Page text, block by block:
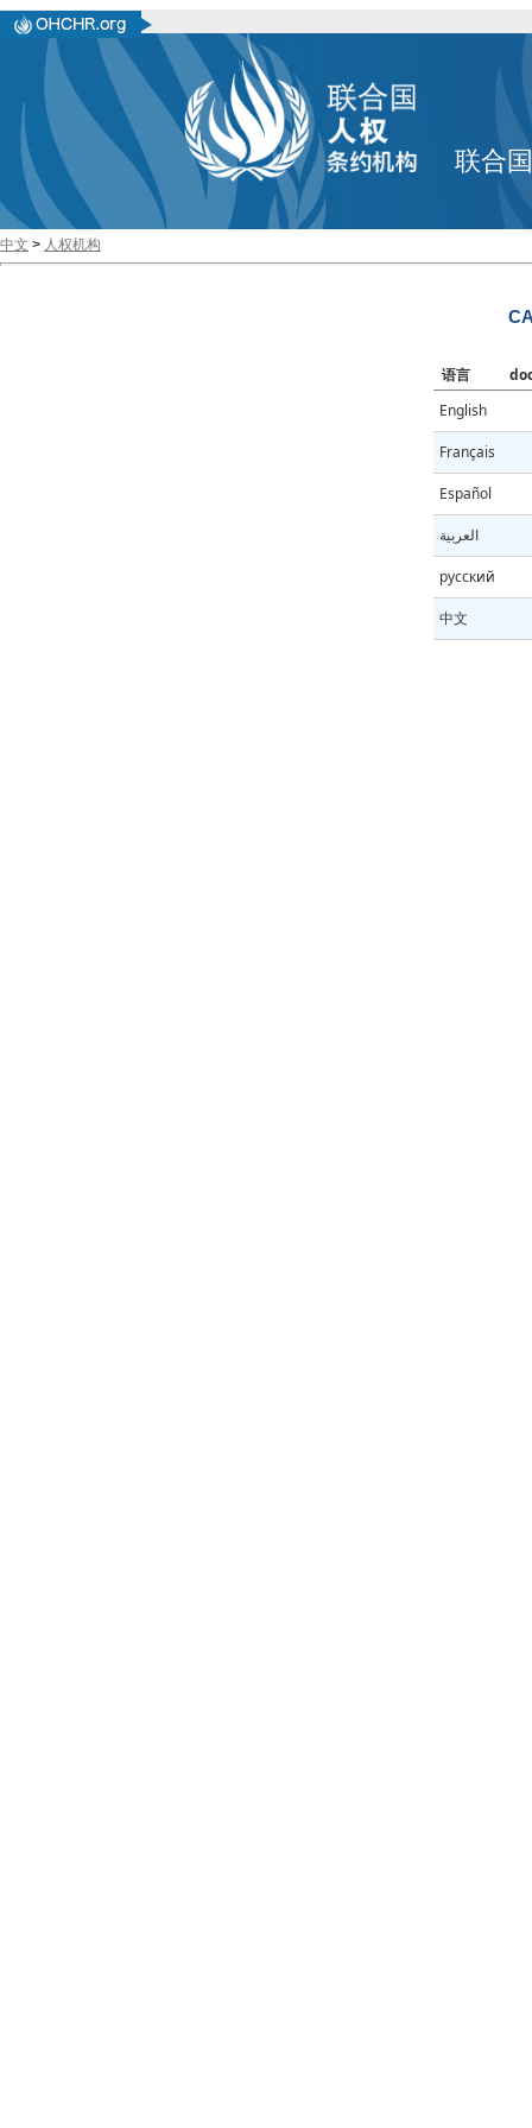
联合
中文 > 人权机构
语言
English
Français
Español
العربية
русский
中文